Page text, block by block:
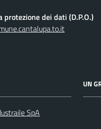
protezione dei dati (D.P.O.)
SpA
UN